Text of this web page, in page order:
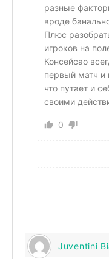
разные
вроде
Плюс
игроков на
Консейсао
первый матч и
что путает и
своими
0
Juventini